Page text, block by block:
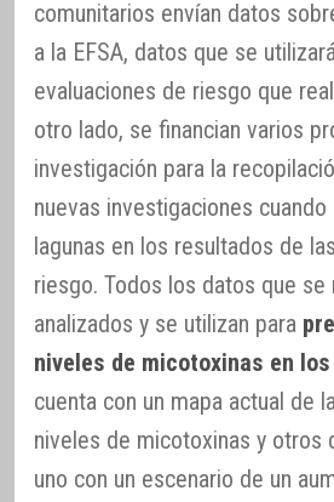
comunitarios envían datos
a la EFSA, datos que se
evaluaciones de riesgo que
otro lado, se financian varios
investigación para la
nuevas investigaciones
lagunas en los resultados de
riesgo. Todos los datos que se
analizados y se utilizan para
niveles de micotoxinas en
cuenta con un mapa actual de
niveles de micotoxinas y otros
uno con un escenario de un